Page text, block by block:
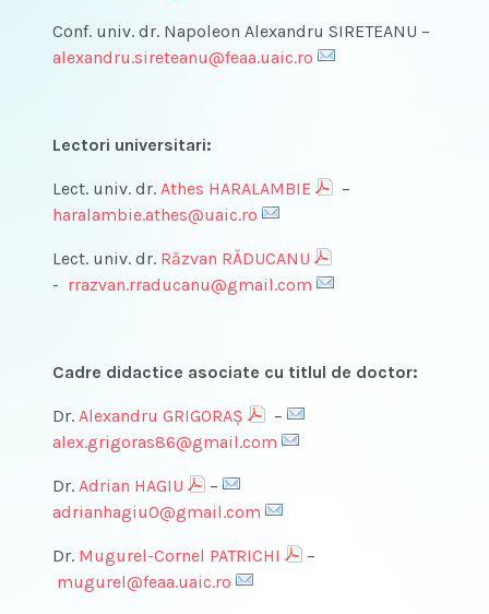
Conf. univ. dr. Napoleon Alexandru SIRETEANU –
alexandru.sireteanu@feaa.uaic.ro
Lectori universitari:
Lect. univ. dr. Athes HARALAMBIE
–
haralambie.athes@uaic.ro
Lect. univ. dr. Răzvan RĂDUCANU
- rrazvan.rraducanu@gmail.com
Cadre didactice asociate cu titlul de doctor:
Dr. Alexandru GRIGORAŞ
–
alex.grigoras86@gmail.com
Dr. Adrian HAGIU
–
adrianhagiu0@gmail.com
Dr. Mugurel-Cornel PATRICHI
–
mugurel@feaa.uaic.ro